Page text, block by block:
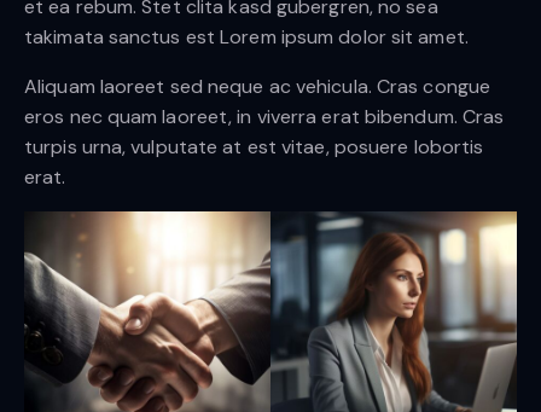
et ea rebum. Stet clita kasd gubergren, no sea
takimata sanctus est Lorem ipsum dolor sit amet.
Aliquam laoreet sed neque ac vehicula. Cras congue
eros nec quam laoreet, in viverra erat bibendum. Cras
turpis urna, vulputate at est vitae, posuere lobortis
erat.